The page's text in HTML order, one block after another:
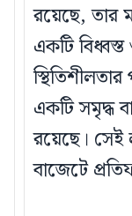
রয়েছে, তার
একটি
একটি সমৃদ্ধ
রয়েছে। সেই
বাজেটে